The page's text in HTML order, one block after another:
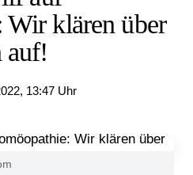
Wir klären über
auf!
13:47 Uhr